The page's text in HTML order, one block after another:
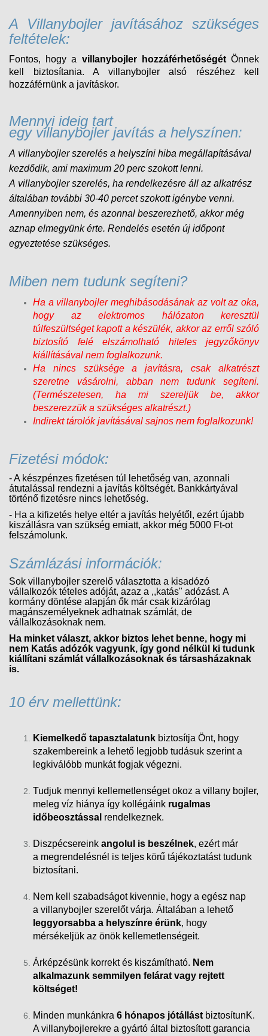
A Villanybojler javításához szükséges
feltételek:
Fontos, hogy a villanybojler hozzáférhetőségétÖnnek
kell biztosítania. A villanybojler alsó részéhez kell
hozzáférnünk a javításkor.
Mennyi ideig tart
egy villanybojler javítás a helyszínen:
A villanybojler szerelés a helyszíni hiba megállapításával
kezdődik, ami maximum 20 perc szokott lenni.
A villanybojlerszerelés, ha rendelkezésre áll az alkatrész
általában további 30-40 percet szokott igénybe venni.
Amennyiben nem, és azonnal beszerezhető, akkor még
aznap elmegyünk érte. Rendelés esetén új időpont
egyeztetése szükséges.
Miben nem tudunk segíteni?
Ha a villanybojler meghibásodásának az volt az oka,
hogy az elektromos hálózaton keresztül
túlfeszültséget kapott a készülék, akkor az erről szóló
biztosító felé elszámolható hiteles jegyzőkönyv
kiállításával nem foglalkozunk.
Ha nincs szüksége a javításra, csak alkatrészt
szeretne vásárolni, abban nem tudunk segíteni.
(Természetesen, ha mi szereljük be, akkor
beszerezzük a szükséges alkatrészt.)
Indirekt tárolók javításával sajnos nem foglalkozunk!
Fizetési módok:
- A készpénzes fizetésen túl lehetőség van, azonnali
átutalással rendezni a javítás költségét. Bankkártyával
történő fizetésre nincs lehetőség.
- Ha a kifizetés helye eltér a javítás helyétől, ezért újabb
kiszállásra van szükség emiatt, akkor még 5000 Ft-ot
felszámolunk.
Számlázási információk:
Sok villanybojler szerelő választotta a kisadózó
vállalkozók tételes adóját, azaz a ,,katás" adózást. A
kormány döntése alapján ők már csak kizárólag
magánszemélyeknek adhatnak számlát, de
vállalkozásoknak nem.
Ha minket választ, akkor biztos lehet benne, hogy mi
nem Katás adózók vagyunk, így gond nélkül ki tudunk
kiállítani számlát vállalkozásoknak és társasházaknak
is.
10 érv mellettünk:
Kiemelkedő tapasztalatunk biztosítja Önt, hogy
szakembereink a lehető legjobb tudásuk szerint a
legkiválóbb munkát fogjak végezni.
Tudjuk mennyi kellemetlenséget okoz a villany bojler,
meleg víz hiánya így kollégáink rugalmas
időbeosztással rendelkeznek.
Diszpécsereink angolul is beszélnek, ezért már
a megrendelésnél is teljes körű tájékoztatást tudunk
biztosítani.
Nem kell szabadságot kivennie, hogy a egész nap
a villanybojler szerelőt várja. Általában a lehető
leggyorsabba a helyszínre érünk, hogy
mérsékeljük az önök kellemetlenségeit.
Árképzésünk korrekt és kiszámítható. Nem
alkalmazunk semmilyen felárat vagy rejtett
költséget!
Minden munkánkra 6 hónapos jótállást biztosítunK.
A villanybojlerekre a gyártó által biztosított garancia